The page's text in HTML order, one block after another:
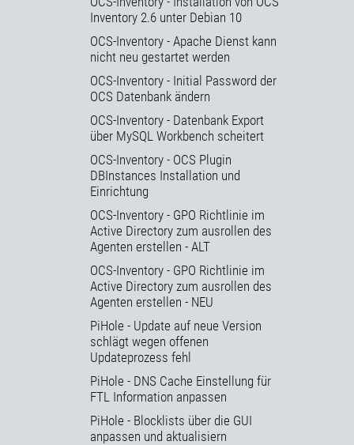
Inventory 2.6 unter Debian 10
OCS-Inventory - Apache Dienst kann
nicht neu gestartet werden
OCS-Inventory - Initial Password der
OCS Datenbank ändern
OCS-Inventory - Datenbank Export
über MySQL Workbench scheitert
OCS-Inventory - OCS Plugin
DBInstances Installation und
Einrichtung
OCS-Inventory - GPO Richtlinie im
Active Directory zum ausrollen des
Agenten erstellen - ALT
OCS-Inventory - GPO Richtlinie im
Active Directory zum ausrollen des
Agenten erstellen - NEU
PiHole - Update auf neue Version
schlägt wegen offenen
Updateprozess fehl
PiHole - DNS Cache Einstellung für
FTL Information anpassen
PiHole - Blocklists über die GUI
anpassen und aktualisiern